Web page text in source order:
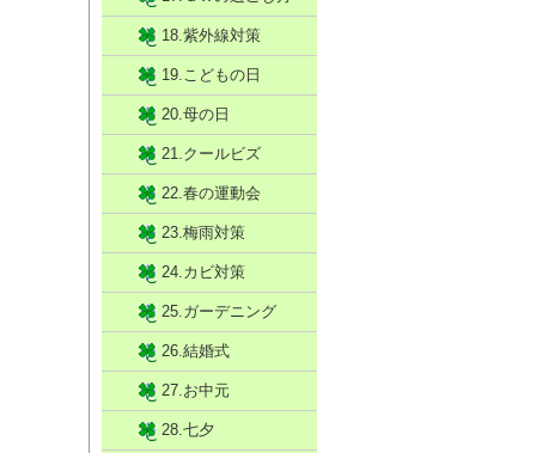
18.紫外線対策
19.こどもの日
20.母の日
21.クールビズ
22.春の運動会
23.梅雨対策
24.カビ対策
25.ガーデニング
26.結婚式
27.お中元
28.七夕